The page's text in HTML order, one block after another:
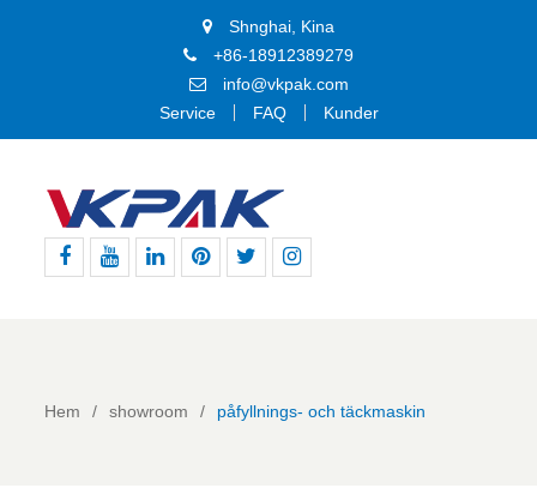
Shnghai, Kina
+86-18912389279
info@vkpak.com
Service
FAQ Kunder
Hem showroom påfyllnings- och täckmaskin